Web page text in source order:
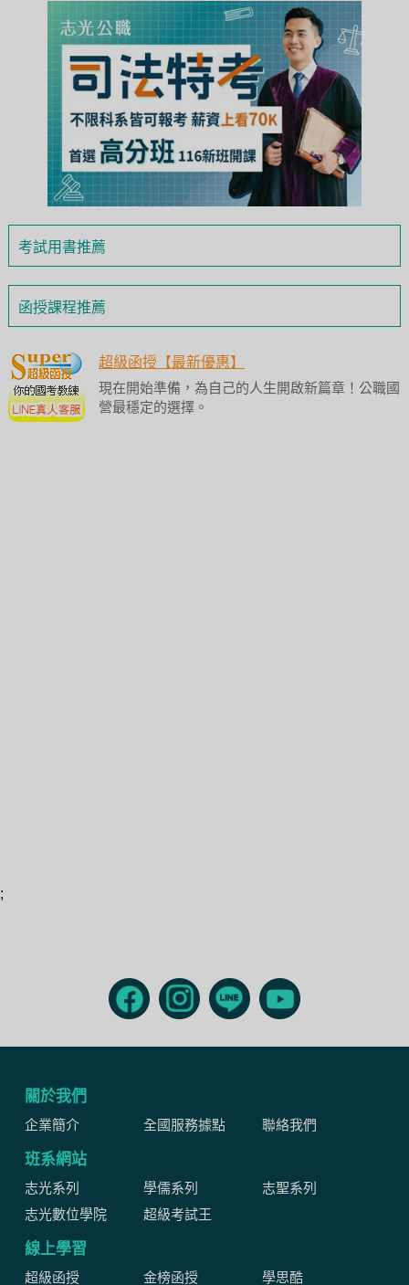
考試用書推薦
函授課程推薦
超級函授【最新優惠】
現在開始準備，為自己的人生開啟新篇章！公職國
營最穩定的選擇。
;
關於我們
企業簡介 全國服務據點 聯絡我們
班系網站
志光系列 學儒系列
志聖系列
志光數位學院
超級考試王
線上學習
超級函授 金榜函授 學思酷